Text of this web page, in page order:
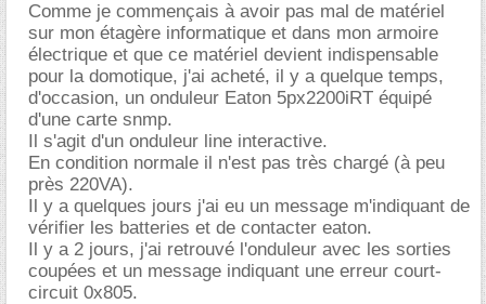
Comme je commençais à avoir pas mal de matériel
sur mon étagère informatique et dans mon armoire
électrique et que ce matériel devient indispensable
pour la domotique, j'ai acheté, il y a quelque temps,
d'occasion, un onduleur Eaton 5px2200iRT équipé
d'une carte snmp.
Il s'agit d'un onduleur line interactive.
En condition normale il n'est pas très chargé (à peu
près 220VA).
Il y a quelques jours j'ai eu un message m'indiquant de
vérifier les batteries et de contacter eaton.
Il y a 2 jours, j'ai retrouvé l'onduleur avec les sorties
coupées et un message indiquant une erreur court-
circuit 0x805.